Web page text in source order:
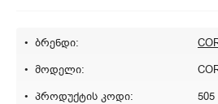
ბრენდი:
მოდელი:
პროდუქტის კოდი:
505